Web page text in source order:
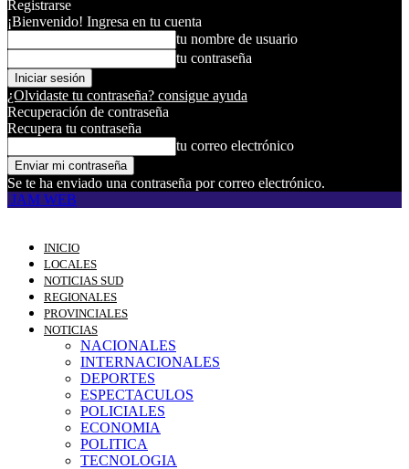
Registrarse
¡Bienvenido! Ingresa en tu cuenta
tu nombre de usuario
tu contraseña
¿Olvidaste tu contraseña? consigue ayuda
Recuperación de contraseña
Recupera tu contraseña
tu correo electrónico
Se te ha enviado una contraseña por correo electrónico.
JAM WEB
INICIO
LOCALES
NOTICIAS SUD
REGIONALES
PROVINCIALES
NOTICIAS
NACIONALES
INTERNACIONALES
DEPORTES
ESPECTACULOS
POLICIALES
ECONOMIA
POLITICA
TECNOLOGIA